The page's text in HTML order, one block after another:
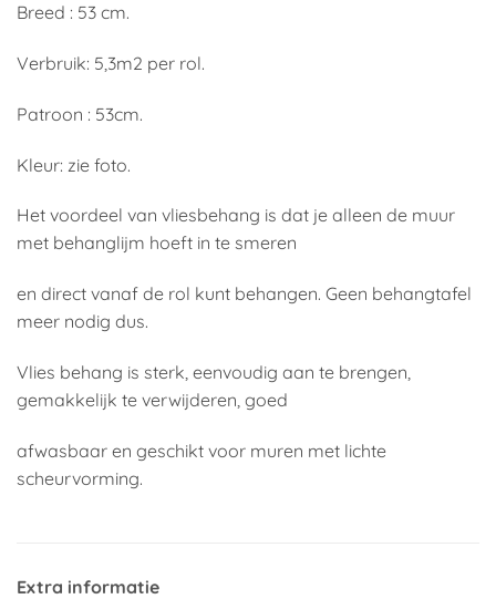
Breed : 53 cm.
Verbruik: 5,3m2 per rol.
Patroon : 53cm.
Kleur: zie foto.
Het voordeel van vliesbehang is dat je alleen de muur
met behanglijm hoeft in te smeren
en direct vanaf de rol kunt behangen. Geen behangtafel
meer nodig dus.
Vlies behang is sterk, eenvoudig aan te brengen,
gemakkelijk te verwijderen, goed
afwasbaar en geschikt voor muren met lichte
scheurvorming.
Extra informatie